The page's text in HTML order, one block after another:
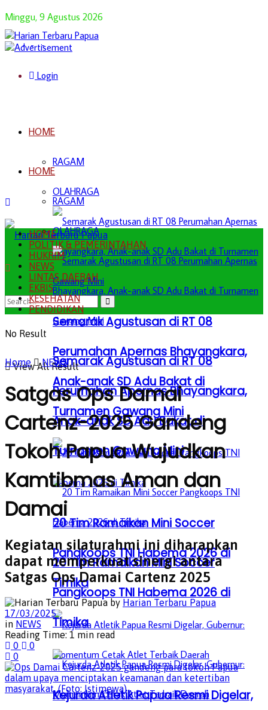
Minggu, 9 Agustus 2026
Login
HOME
RAGAM
OLAHRAGA
Semarak Agustusan di RT 08
Perumahan Apernas Bhayangkara,
Anak-anak SD Adu Bakat di
Turnamen Gawang Mini
20 Tim Ramaikan Mini Soccer
Pangkoops TNI Habema 2026 di
Timika
Kejurda Atletik Papua Resmi Digelar,
HOME
RAGAM
OLAHRAGA
Semarak Agustusan di RT 08
Perumahan Apernas Bhayangkara,
Anak-anak SD Adu Bakat di
Turnamen Gawang Mini
20 Tim Ramaikan Mini Soccer
Pangkoops TNI Habema 2026 di
Timika
No Result
View All Result
HOME
POLITIK & PEMERINTAHAN
HUKRIM
NEWS
LINTAS DAERAH
EKBIS
KESEHATAN
PENDIDIKAN
Home NEWS
Satgas Ops Damai
Cartenz-2025 Gandeng
Tokoh Papua Wujudkan
Kamtibmas Aman dan
Damai
Kegiatan silaturahmi ini diharapkan
dapat memperkuat sinergi antara
Satgas Ops Damai Cartenz 2025
by Harian Terbaru Papua
17/03/2025
in NEWS
Reading Time: 1 min read
0
0
0